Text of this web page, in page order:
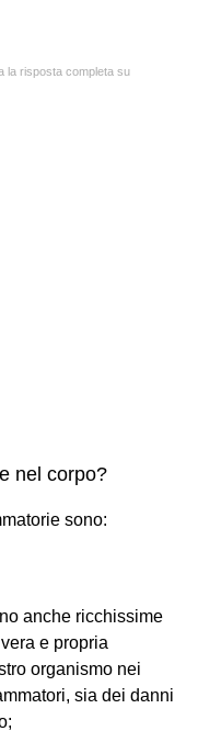
la risposta completa su
nel corpo?
sono:
anche ricchissime
e propria
organismo nei
sia dei danni